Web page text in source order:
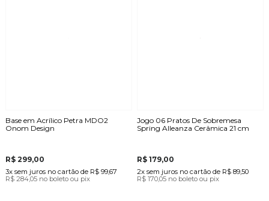
Base em Acrílico Petra MDO2
Onom Design
R$ 299,00
3x sem juros no cartãode R$ 99,67
R$ 284,05 no boleto ou pix
Jogo 06 Pratos De Sobremesa
Spring Alleanza Cerâmica 21 cm
R$ 179,00
2x sem juros no cartão de R$ 89,50
R$ 170,05 no boleto ou pix